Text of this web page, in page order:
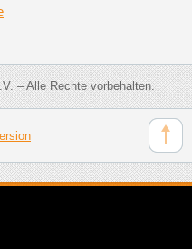
– Alle Rechte vorbehalten.